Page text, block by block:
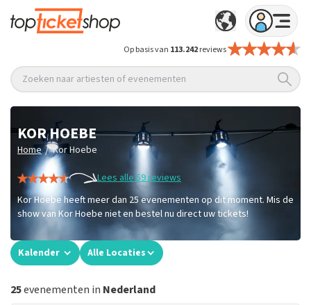
Op basis van 113.242reviews
Zoeken naar artiesten of evenementen
KOR HOEBE
Home / Kor Hoebe
Lees alle 59 reviews
Kor Hoebe heeft meer dan 25 evenementen op dit moment. Mis de
show van Kor Hoebe niet en bestel nu direct uw tickets!
Kalender Alle Locaties
25evenementen in Nederland